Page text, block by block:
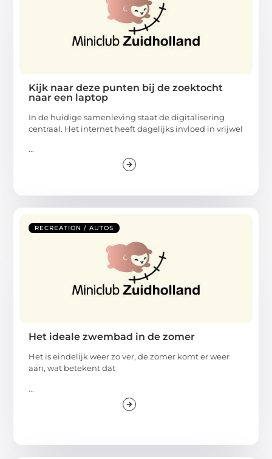
Kijk naar deze punten bij de zoektocht
naar een laptop
In de huidige samenleving staat de digitalisering
centraal. Het internet heeft dagelijks invloed in vrijwel
...
RECREATION / AUTOS
Het ideale zwembad in de zomer
Het is eindelijk weer zo ver, de zomer komt er weer
aan, wat betekent dat
...